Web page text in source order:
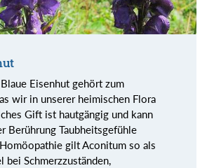
Eisenhut gehört zum
wir in unserer heimischen Flora
Gift ist hautgängig und kann
Berührung Taubheitsgefühle
gilt Aconitum so als
Schmerzzuständen,